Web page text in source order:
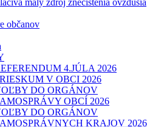
občanov
4.JÚLA 2026
V OBCI 2026
DO ORGÁNOV
OBCÍ 2026
DO ORGÁNOV
KRAJOV 2026